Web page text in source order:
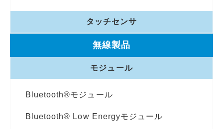
タッチセンサ
無線製品
モジュール
Bluetooth®モジュール
Bluetooth® Low Energyモジュール